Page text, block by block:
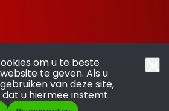
© 2026
om u te beste
te geven. Als u
van deze site,
u hiermee instemt.